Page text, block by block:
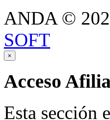
ANDA ©
SOFT
×
Acceso
Esta sección